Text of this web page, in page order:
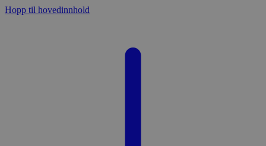
Hopp til hovedinnhold